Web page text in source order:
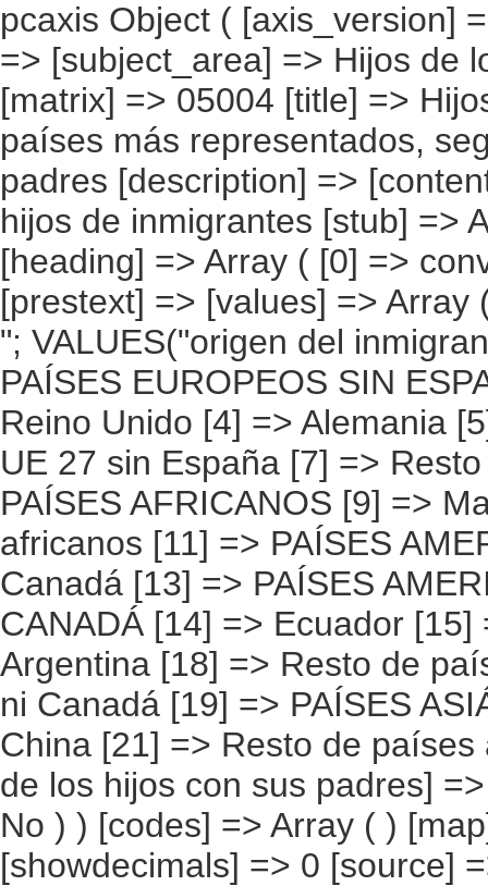
pcaxis Object ( [axis_version] => [creation_date] => 20080709 [note] => [subject_area] => Hijos de los inmigrantes [subject_code] => 05 [matrix] => 05004 [title] => Hijos de inmigrantes, por continentes y países más representados, según convivencia de los hijos con sus padres [description] => [contents] => Hijos de inmigrantes [units] => hijos de inmigrantes [stub] => Array ( [0] => origen del inmigrante ) [heading] => Array ( [0] => convivencia de los hijos con sus padres ) [prestext] => [values] => Array ( [:www.ine.es tel: " "+34 91 5839100 "; VALUES("origen del inmigrante] => Array ( [0] => Total [1] => PAÍSES EUROPEOS SIN ESPAÑA [2] => UE 27 SIN ESPAÑA [3] => Reino Unido [4] => Alemania [5] => Rumanía y Bulgaria [6] => Resto UE 27 sin España [7] => Resto países europeos sin España [8] => PAÍSES AFRICANOS [9] => Marruecos [10] => Resto de países africanos [11] => PAÍSES AMERICANOS [12] => Estados Unidos y Canadá [13] => PAÍSES AMERICANOS SIN ESTADOS UNIDOS NI CANADÁ [14] => Ecuador [15] => Colombia [16] => Bolivia [17] => Argentina [18] => Resto de países americanos sin Estados Unidos ni Canadá [19] => PAÍSES ASIÁTICOS Y DE OCEANÍA [20] => China [21] => Resto de países asiáticos y de Oceanía ) [convivencia de los hijos con sus padres] => Array ( [0] => Total [1] => Sí [2] => No ) ) [codes] => Array ( ) [map] => Array ( ) [decimals] => 0 [showdecimals] => 0 [source] => Instituto Nacional de Estadística [contact] => INE Difusión. Internet: www.ine.es/infoine [copyright] => YES [infofile] => [data] => Array ( [0] => Array ( [0] =>